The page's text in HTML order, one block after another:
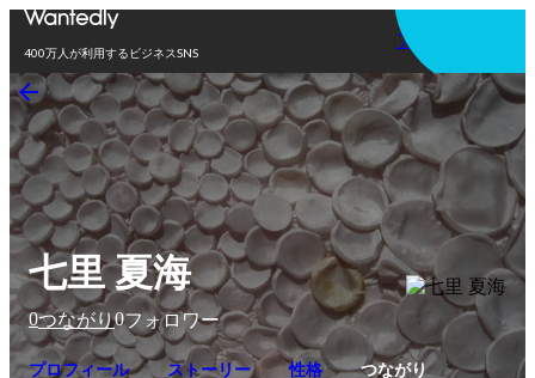
400万人が利用するビジネスSNS
アプリを使う
七里 夏海
0つながり0フォロワー
プロフィール ストーリー 性格 つながり